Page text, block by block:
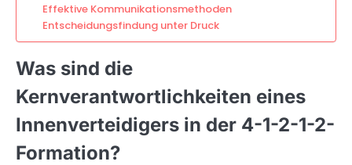
Effektive Kommunikationsmethoden
Entscheidungsfindung unter Druck
Was sind die
Kernverantwortlichkeiten eines
Innenverteidigers in der 4-1-2-1-2-
Formation?